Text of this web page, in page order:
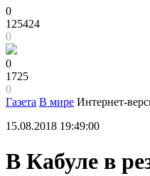
0
125424
0
0
1725
0
Газета В мире Интернет-
15.08.2018 19:49:00
В Кабуле в